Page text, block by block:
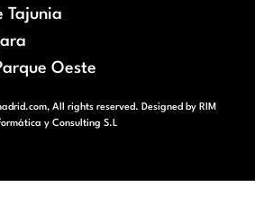
Tajunia
Oeste
All rights reserved. Designed by RIM
y Consulting S.L